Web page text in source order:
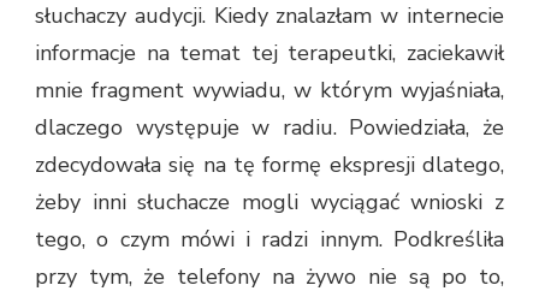
słuchaczy audycji. Kiedy znalazłam w internecie
informacje na temat tej terapeutki, zaciekawił
mnie fragment wywiadu, w którym wyjaśniała,
dlaczego występuje w radiu. Powiedziała, że
zdecydowała się na tę formę ekspresji dlatego,
żeby inni słuchacze mogli wyciągać wnioski z
tego, o czym mówi i radzi innym. Podkreśliła
przy tym, że telefony na żywo nie są po to,